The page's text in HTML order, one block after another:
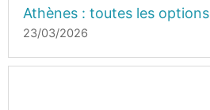
Athènes : toutes les options
23/03/2026